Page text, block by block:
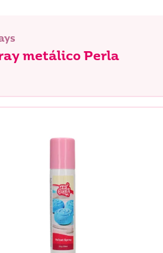
metálico Perla